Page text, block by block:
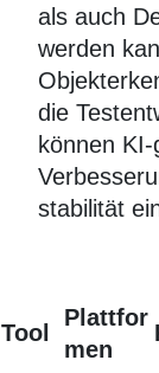
als auch
werden
die
können
stabilität
Tool
Plattfor
men